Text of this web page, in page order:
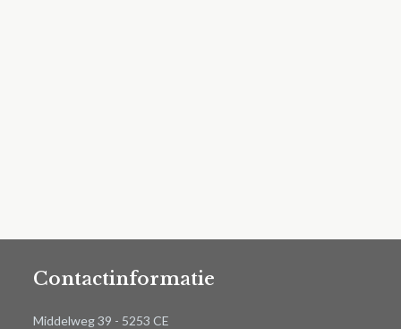
Contactinformatie
Middelweg 39 - 5253 CE